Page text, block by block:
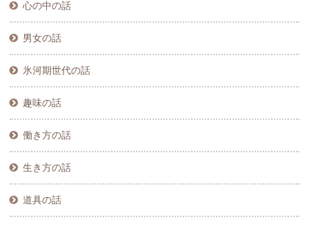
心の中の話
男女の話
氷河期世代の話
趣味の話
働き方の話
生き方の話
道具の話